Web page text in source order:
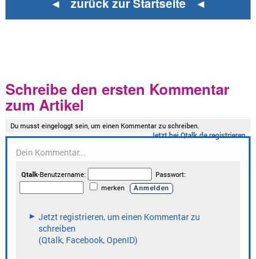
Schreibe den ersten Kommentar
zum Artikel